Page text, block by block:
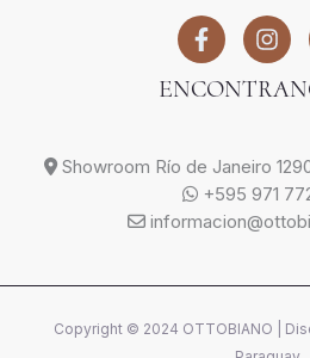
Showroom Río de Janeiro
+595 971
Copyright © 2024 OTTOBIANO |